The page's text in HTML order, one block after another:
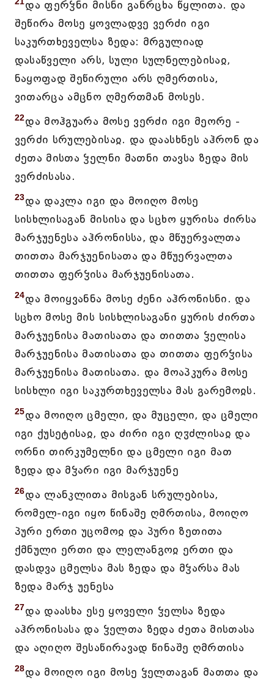
და ფერჴნი მისნი განრცხა წყლითა. და
შეწირა მოსე ყოვლადვე ვერძი იგი
საკურთხეველსა ზედა: მრგულიად
დასაწველი არს, სული სულნელებისაჲ,
ნაყოფად შეწირული არს ღმერთისა,
ვითარცა ამცნო ღმერთმან მოსეს.
22და მოჰგუარა მოსე ვერძი იგი მეორე -
ვერძი სრულებისაჲ. და დაასხნეს აჰრონ და
ძეთა მისთა ჴელნი მათნი თავსა ზედა მის
ვერძისასა.
23და დაკლა იგი და მოიღო მოსე
სისხლისაგან მისისა და სცხო ყურისა ძირსა
მარჯუენესა აჰრონისსა, და მწუერვალთა
თითთა მარჯუენისათა და მწუერვალთა
თითთა ფერჴისა მარჯუენისათა.
24და მოიყვანნა მოსე ძენი აჰრონისნი. და
სცხო მოსე მის სისხლისაგანი ყურის ძირთა
მარჯუენისა მათისათა და თითთა ჴელისა
მარჯუენისა მათისათა და თითთა ფერჴისა
მარჯუენისა მათისათა. და მოაპკურა მოსე
სისხლი იგი საკურთხეველსა მას გარემოჲს.
25და მოიღო ცმელი, და მუცელი, და ცმელი
იგი ქუსეტისაჲ, და ძირი იგი ღჳძლისაჲ და
ორნი თირკუმელნი და ცმელი იგი მათ
ზედა და მჴარი იგი მარჯუენე
26და ლანკლითა მისგან სრულებისა,
რომელ-იგი იყო წინაშე ღმრთისა, მოიღო
პური ერთი უცომოჲ და პური ზეთითა
ქმნული ერთი და ლელანგოჲ ერთი და
დასდვა ცმელსა მას ზედა და მჴარსა მას
ზედა მარჯ უენესა
27და დაასხა ესე ყოველი ჴელსა ზედა
აჰრონისასა და ჴელთა ზედა ძეთა მისთასა
და აღიღო შესაწირავად წინაშე ღმრთისა
28და მოიღო იგი მოსე ჴელთაგან მათთა და